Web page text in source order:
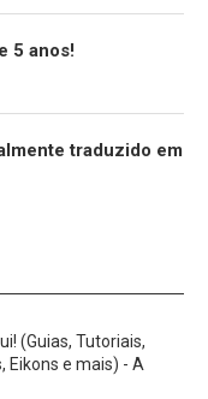
5 anos!
traduzido em
(Guias, Tutoriais,
Eikons e mais) - A